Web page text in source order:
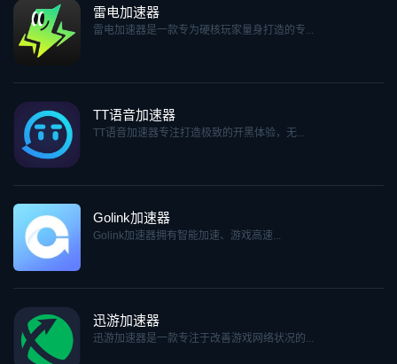
雷电加速器
雷电加速器是一款专为硬核玩家量身打造的专...
TT语音加速器
TT语音加速器专注打造极致的开黑体验，无...
Golink加速器
Golink加速器拥有智能加速、游戏高速...
迅游加速器
迅游加速器是一款专注于改善游戏网络状况的...